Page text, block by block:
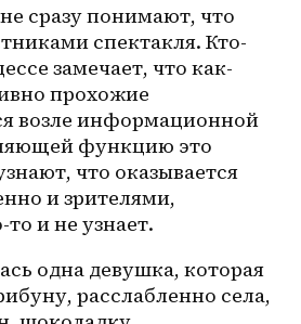
сразу понимают, что
спектакля. Кто-
замечает, что как-
прохожие
возле информационной
функцию это
что оказывается
и зрителями,
то и не узнает.
одна девушка, которая
расслабленно села,